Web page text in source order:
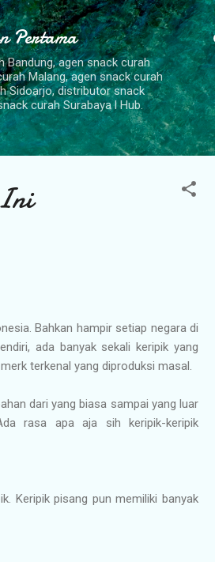
Pertama
agen snack curah
Malang, agen snack curah
Sidoarjo, distributor snack
curah Surabaya l Hub.
Bahkan hampir setiap negara di
ada banyak sekali keripik yang
terkenal yang diproduksi masal.
dari yang biasa sampai yang luar
rasa apa aja sih keripik-keripik
Keripik pisang pun memiliki banyak